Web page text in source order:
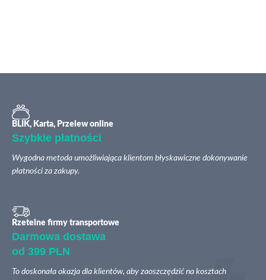
BLIK, Karta, Przelew online
Szybkie płatności
Wygodna metoda umożliwiająca klientom błyskawiczne dokonywanie
płatności za zakupy.
Rzetelne firmy transportowe
Darmowa dostawa
od 399 PLN
To doskonała okazja dla klientów, aby zaoszczędzić na kosztach